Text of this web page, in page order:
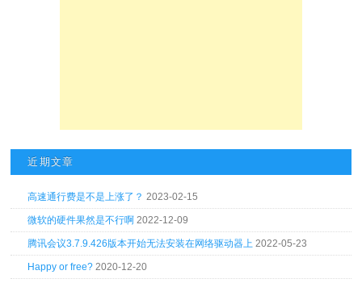
近期文章
高速通行费是不是上涨了？ 2023-02-15
微软的硬件果然是不行啊 2022-12-09
腾讯会议3.7.9.426版本开始无法安装在网络驱动器上 2022-05-23
Happy or free? 2020-12-20